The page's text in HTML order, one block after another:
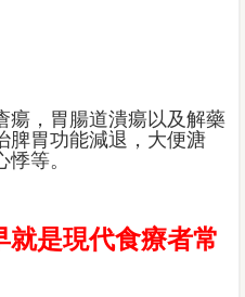
瘍，胃腸道潰瘍以及解藥
脾胃功能減退，大便溏
悸等。
是現代食療者常